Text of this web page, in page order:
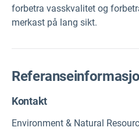
forbetra vasskvalitet og
merkast på lang sikt.
Kontakt
Environment & Natural